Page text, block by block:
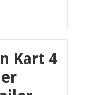
Kart 4